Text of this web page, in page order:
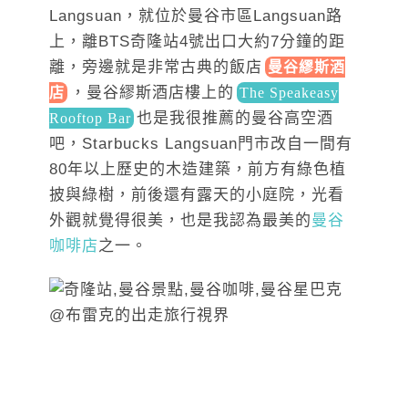
Langsuan，就位於曼谷市區Langsuan路
上，離BTS奇隆站4號出口大約7分鐘的距
離，旁邊就是非常古典的飯店 曼谷繆斯酒
店
，曼谷繆斯酒店樓上 的 The Speakeasy
Rooftop Bar 也是我很推薦的曼谷高空酒
吧，Starbucks Langsuan門市改自一間 有
80年以上歷史的木造建築，前方有綠色植
披與綠樹，前後還有露天的小庭院，光看
外觀就覺得很美，也是我認為最美的曼谷
咖啡店之一。